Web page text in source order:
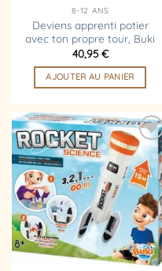
8-12 ANS
Deviens apprenti potier
avec ton propre tour, Buki
40,95€
AJOUTER AU PANIER
Ajouter
à la
liste
d’envies